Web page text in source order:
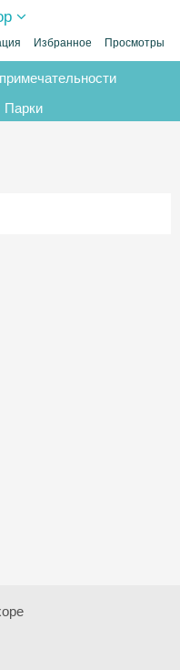
Избранное Просмотры
Парки